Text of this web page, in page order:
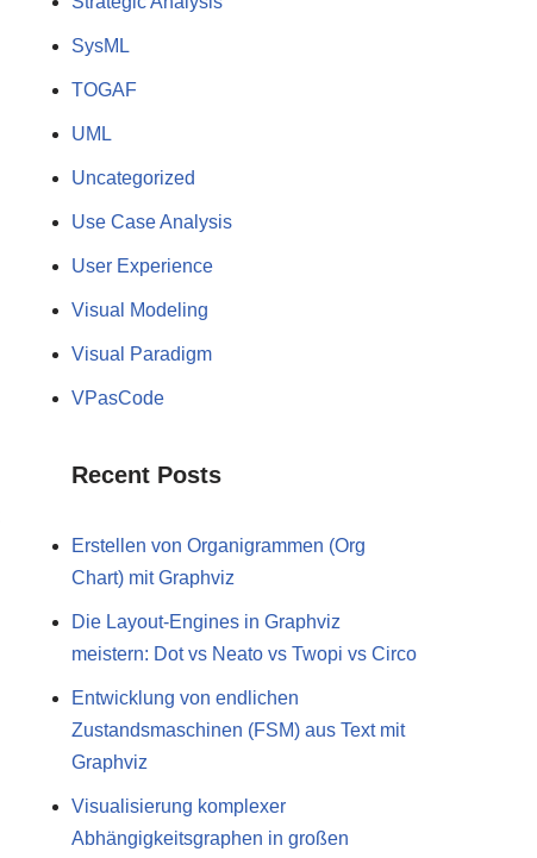
SysML
TOGAF
UML
Uncategorized
Use Case Analysis
User Experience
Visual Modeling
Visual Paradigm
VPasCode
Recent Posts
Erstellen von Organigrammen (Org
Chart) mit Graphviz
Die Layout-Engines in Graphviz
meistern: Dot vs Neato vs Twopi vs Circo
Entwicklung von endlichen
Zustandsmaschinen (FSM) aus Text mit
Graphviz
Visualisierung komplexer
Abhängigkeitsgraphen in großen